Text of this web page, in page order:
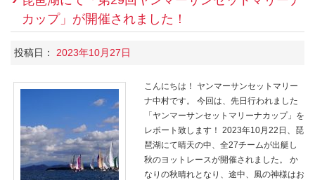
カップ」が開催されました！
投稿日： 2023年10月27日
こんにちは！ ヤンマーサンセットマリー
ナ中村です。 今回は、先日行われました
「ヤンマーサンセットマリーナカップ」を
レポート致します！ 2023年10月22日、琵
琶湖にて晴天の中、全27チームが出艇し
秋のヨットレースが開催されました。 か
なりの秋晴れとなり、途中、風の神様はお